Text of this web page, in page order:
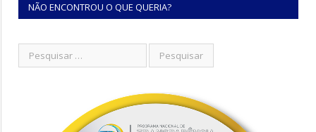
NÃO ENCONTROU O QUE QUERIA?